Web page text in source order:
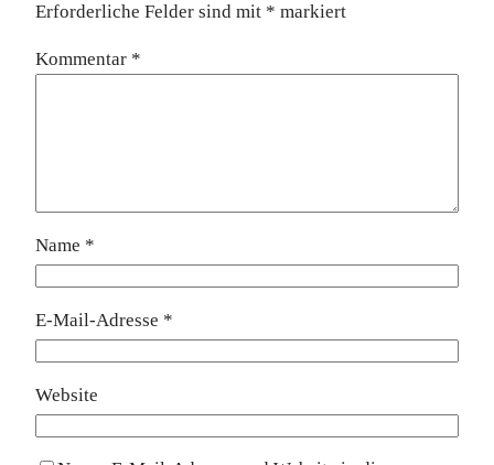
Erforderliche Felder sind mit * markiert
Kommentar *
Name *
E-Mail-Adresse *
Website